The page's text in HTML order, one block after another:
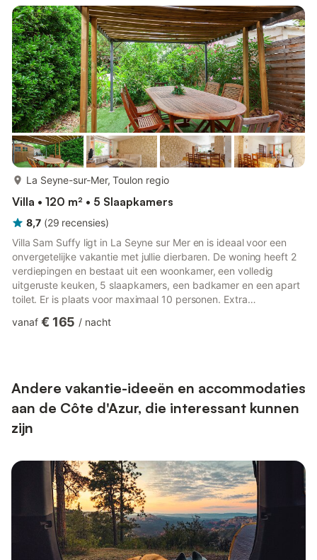
villa. Elke villa heeft op de begane grond een ruime, lichte
woon-/eetkamer met toegang tot buiten, een moderne v...
La Seyne-sur-Mer, Toulon regio
Villa • 120 m² • 5 Slaapkamers
8,7 (29 recensies)
Villa Sam Suffy ligt in La Seyne sur Mer en is ideaal voor een
onvergetelijke vakantie met jullie dierbaren. De woning heeft 2
verdiepingen en bestaat uit een woonkamer, een volledig
uitgeruste keuken, 5 slaapkamers, een badkamer en een apart
toilet. Er is plaats voor maximaal 10 personen. Extra
thuiswerken, een tv en een wasmachine. Er is ook een
openbaar...
vanaf € 165 / nacht
Andere vakantie-ideeën en accommodaties
aan de Côte d'Azur, die interessant kunnen
zijn